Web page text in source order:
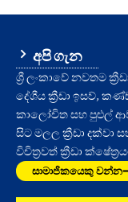
අපි ගැන
ශ්‍රී ලංකාවේ නවතම
දේශීය ක්‍රීඩා ඉසව්,
කාලෝචිත සහ පුළුල්
සිට මලල ක්‍රීඩා දක්වා
විචිත්‍රවත් ක්‍රීඩා
සාමාජිකයෙකු වන්න